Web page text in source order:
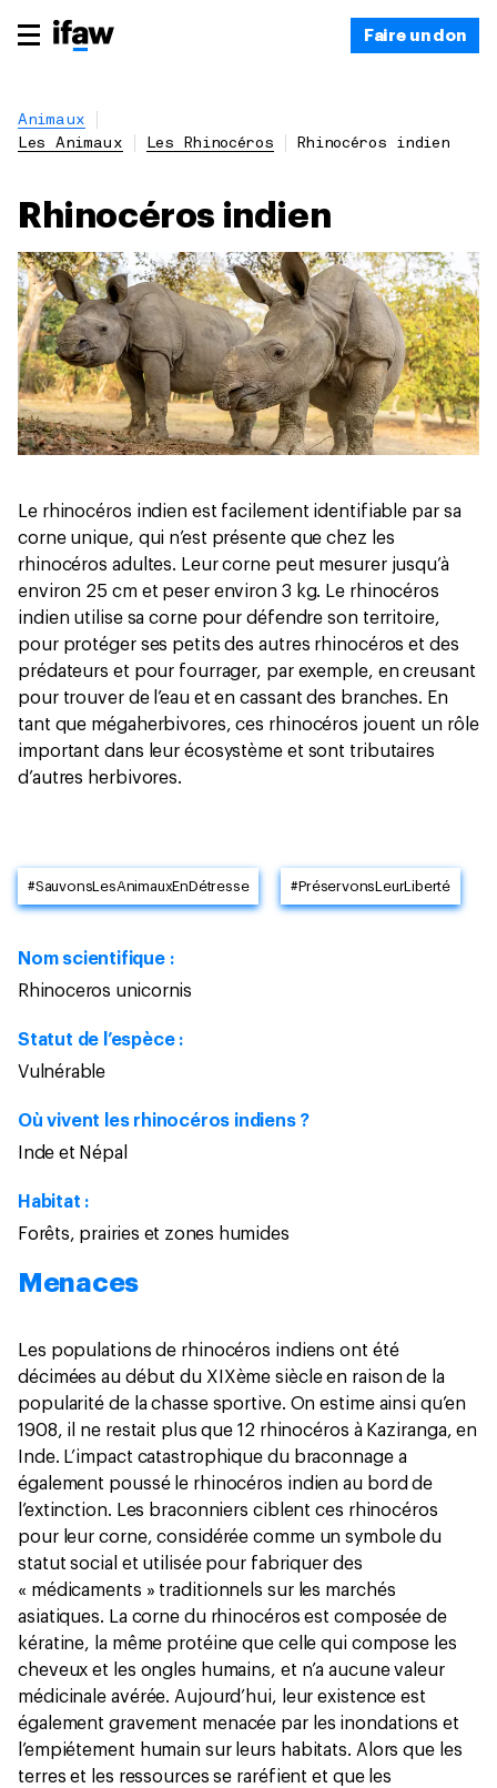
Faire un don
Animaux
Les Animaux
Les Rhinocéros Rhinocéros indien
Rhinocéros indien
Le rhinocéros indien est facilement identifiable par sa
corne unique, qui n’est présente que chez les
rhinocéros adultes. Leur corne peut mesurer jusqu’à
environ 25 cm et peser environ 3 kg. Le rhinocéros
indien utilise sa corne pour défendre son territoire,
pour protéger ses petits des autres rhinocéros et des
prédateurs et pour fourrager, par exemple, en creusant
pour trouver de l’eau et en cassant des branches. En
tant que mégaherbivores, ces rhinocéros jouent un rôle
important dans leur écosystème et sont tributaires
d’autres herbivores.
#SauvonsLesAnimauxEnDétresse #PréservonsLeurLiberté
Nom scientifique :
Rhinoceros unicornis
Statut de l’espèce :
Vulnérable
Où vivent les rhinocéros indiens ?
Inde et Népal
Habitat :
Forêts, prairies et zones humides
Menaces
Les populations de rhinocéros indiens ont été
décimées au début du XIXème siècle en raison de la
popularité de la chasse sportive. On estime ainsi qu’en
1908, il ne restait plus que 12 rhinocéros à Kaziranga, en
Inde. L’impact catastrophique du braconnage a
également poussé le rhinocéros indien au bord de
l’extinction. Les braconniers ciblent ces rhinocéros
pour leur corne, considérée comme un symbole du
statut social et utilisée pour fabriquer des
« médicaments » traditionnels sur les marchés
asiatiques. La corne du rhinocéros est composée de
kératine, la même protéine que celle qui compose les
cheveux et les ongles humains, et n’a aucune valeur
médicinale avérée. Aujourd’hui, leur existence est
également gravement menacée par les inondations et
l’empiétement humain sur leurs habitats. Alors que les
terres et les ressources se raréfient et que les